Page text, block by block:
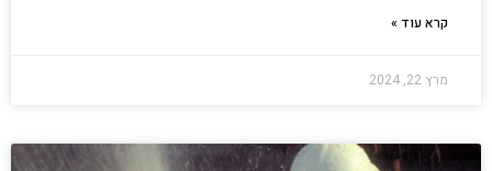
קרא עוד »
מרץ 22, 2024